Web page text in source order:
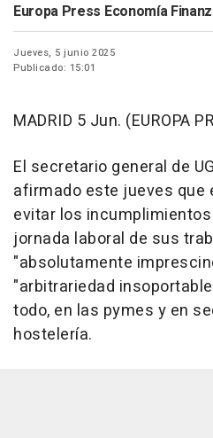
Europa Press Economía
Jueves, 5 junio 2025
Publicado: 15:01
MADRID 5 Jun. (EUROPA
El secretario general de
afirmado este jueves que
evitar los
jornada laboral de sus
"absolutamente
"arbitrariedad
todo, en las pymes y en
hostelería.